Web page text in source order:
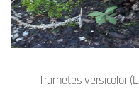
Trametes versicolor